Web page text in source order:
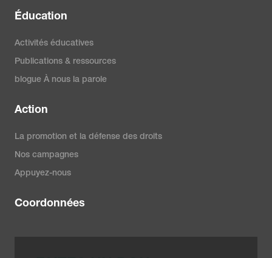
Éducation
Activités éducatives
Publications & ressources
blogue À nous la parole
Action
La promotion et la défense des droits
Nos campagnes
Appuyez-nous
Coordonnées